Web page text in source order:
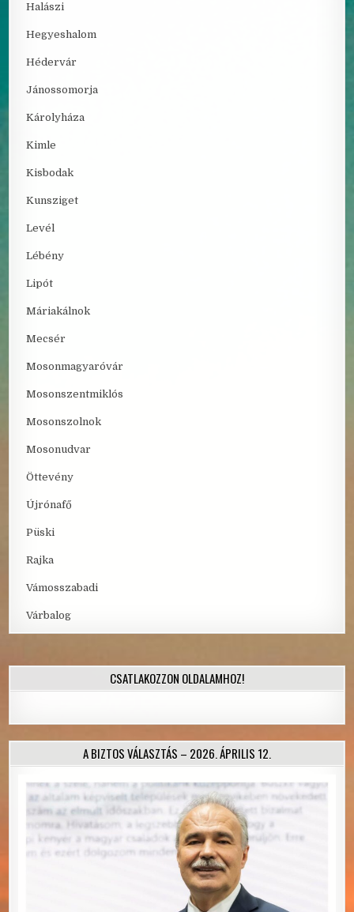
Halászi
Hegyeshalom
Hédervár
Jánossomorja
Károlyháza
Kimle
Kisbodak
Kunsziget
Levél
Lébény
Lipót
Máriakálnok
Mecsér
Mosonmagyaróvár
Mosonszentmiklós
Mosonszolnok
Mosonudvar
Öttevény
Újrónafő
Püski
Rajka
Vámosszabadi
Várbalog
CSATLAKOZZON OLDALAMHOZ!
A BIZTOS VÁLASZTÁS – 2026. ÁPRILIS 12.